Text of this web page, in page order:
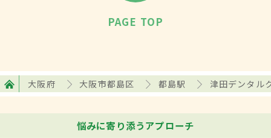
PAGE TOP
大阪府 大阪市都島区 都島駅 津田デンタル
悩みに寄り添うアプローチ